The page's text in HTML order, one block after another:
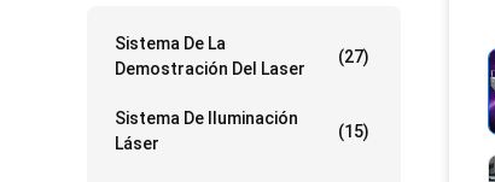
Sistema De La
Demostración Del Laser
(27)
Sistema De Iluminación
Láser
(15)